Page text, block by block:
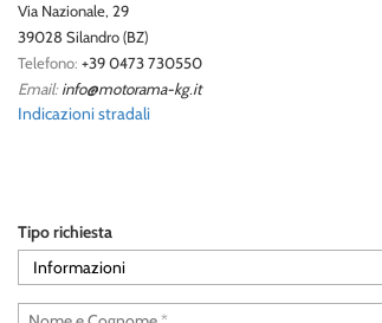
ITALIANO
NEWS
DEUTSCH
Via Nazionale, 29
39028 Silandro (BZ)
Telefono: +39 0473 730550
Email:info@motorama-kg.it
Indicazioni stradali
Tipo richiesta